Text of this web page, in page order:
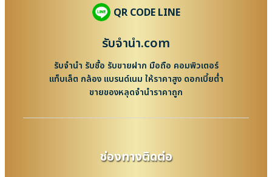
QR CODE LINE
รับจํานํา.com
รับจำนำ รับซื้อ รับขายฝาก มือถือ คอมพิวเตอร์
แท็บเล็ต กล้อง แบรนด์เนม ให้ราคาสูง ดอกเบี้ยต่ำ
ขายของหลุดจำนำราคาถูก
ช่องทางติดต่อ